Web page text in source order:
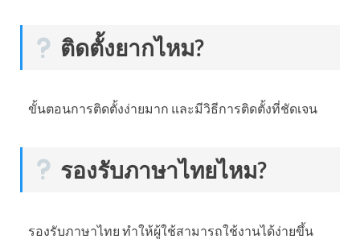
ติดตั้งยากไหม?
ขั้นตอนการติดตั้งง่ายมาก และมีวิธีการติดตั้งที่ชัดเจน
รองรับภาษาไทยไหม?
รองรับภาษาไทย ทำให้ผู้ใช้สามารถใช้งานได้ง่ายขึ้น